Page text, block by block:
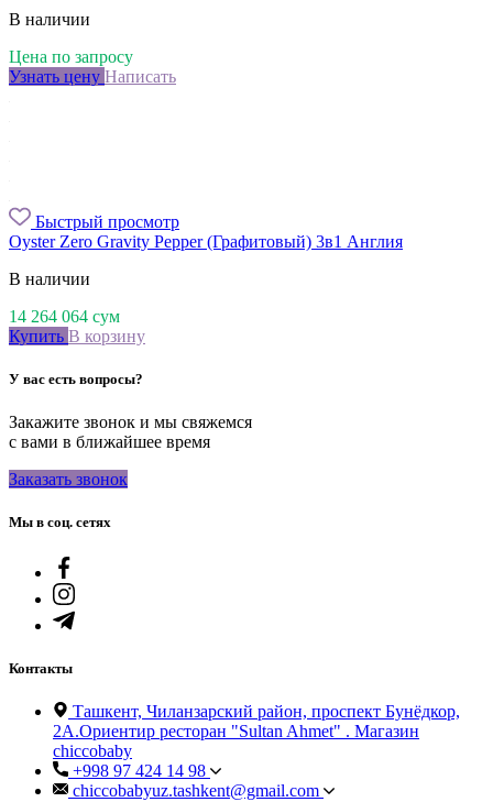
В наличии
Цена по запросу
Узнать цену Написать
Быстрый просмотр
Oyster Zero Gravity Pepper (Графитовый) 3в1 Англия
В наличии
14 264 064 сум
Купить В корзину
У вас есть вопросы?
Закажите звонок и мы свяжемся
с вами в ближайшее время
Заказать звонок
Мы в соц. сетях
Контакты
Ташкент, Чиланзарский район, проспект Бунёдкор,
2А.Ориентир ресторан "Sultan Ahmet" . Магазин
chiccobaby
+998 97 424 14 98
chiccobabyuz.tashkent@gmail.com